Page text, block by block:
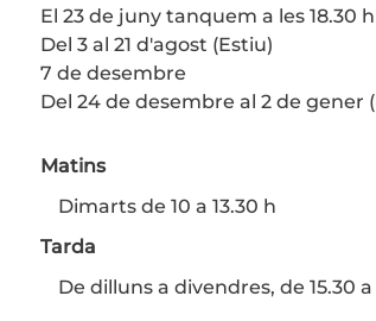
El 23 de juny tanquem a les 18.30 h
Del 3 al 21 d'agost (Estiu)
7 de desembre
Del 24 de desembre al 2 de gener
Matins
Dimarts de 10 a 13.30 h
Tarda
De dilluns a divendres, de 15.30